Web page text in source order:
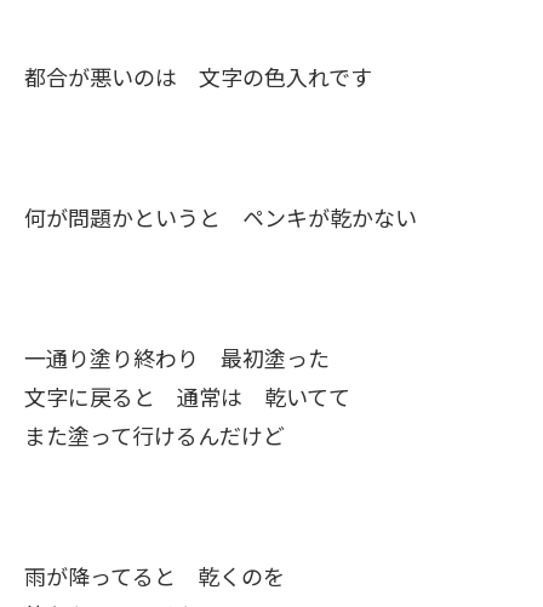
都合が悪いのは 文字の色入れです
何が問題かというと ペンキが乾かない
一通り塗り終わり 最初塗った
文字に戻ると 通常は 乾いてて
また塗って行けるんだけど
雨が降ってると 乾くのを